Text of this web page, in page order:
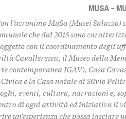
MUSA –
l’acronimo MuSa (Musei
che dal 2015 sono
con il coordinamento degli
Cavalleresca, il Museo della
contemporanea IGAV), Casa
Civica e la Casa natale di Silvio
eventi, cultura, narrazioni e,
di ogni attività ed iniziativa il
un’esperienza che possa